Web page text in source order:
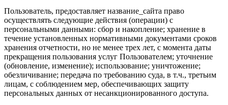
Пользователь, предоставляет название_сайта право
осуществлять следующие действия (операции) с
персональными данными: сбор и накопление; хранение в
течение установленных нормативными документами сроков
хранения отчетности, но не менее трех лет, с момента даты
прекращения пользования услуг Пользователем; уточнение
(обновление, изменение); использование; уничтожение;
обезличивание; передача по требованию суда, в т.ч., третьим
лицам, с соблюдением мер, обеспечивающих защиту
персональных данных от несанкционированного доступа.